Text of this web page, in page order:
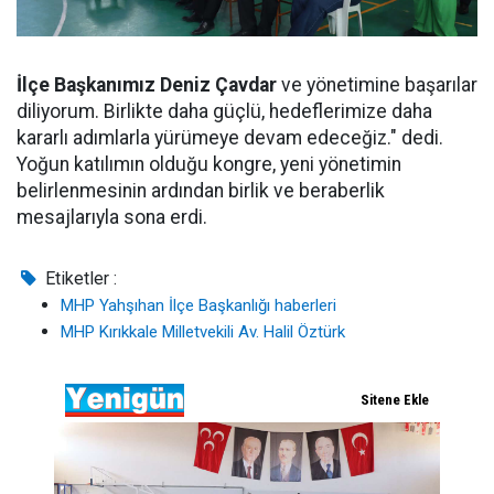
İlçe Başkanımız Deniz Çavdar ve yönetimine başarılar
diliyorum. Birlikte daha güçlü, hedeflerimize daha
kararlı adımlarla yürümeye devam edeceğiz." dedi.
Yoğun katılımın olduğu kongre, yeni yönetimin
belirlenmesinin ardından birlik ve beraberlik
mesajlarıyla sona erdi.
Etiketler :
MHP Yahşıhan İlçe Başkanlığı haberleri
MHP Kırıkkale Milletvekili Av. Halil Öztürk